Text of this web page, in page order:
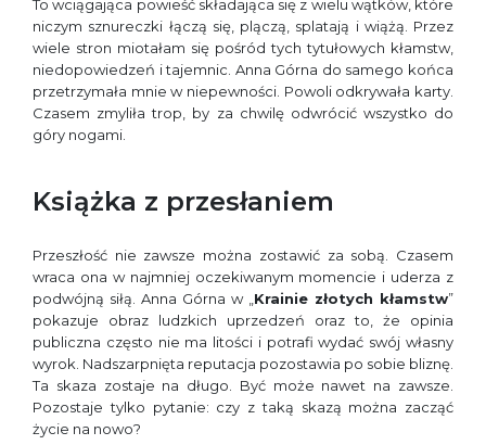
To wciągająca powieść składająca się z wielu wątków, które
niczym sznureczki łączą się, plączą, splatają i wiążą. Przez
wiele stron miotałam się pośród tych tytułowych kłamstw,
niedopowiedzeń i tajemnic. Anna Górna do samego końca
przetrzymała mnie w niepewności. Powoli odkrywała karty.
Czasem zmyliła trop, by za chwilę odwrócić wszystko do
góry nogami.
Książka z przesłaniem
Przeszłość nie zawsze można zostawić za sobą. Czasem
wraca ona w najmniej oczekiwanym momencie i uderza z
podwójną siłą. Anna Górna w „ Krainie złotych kłamstw”
pokazuje obraz ludzkich uprzedzeń oraz to, że opinia
publiczna często nie ma litości i potrafi wydać swój własny
wyrok. Nadszarpnięta reputacja pozostawia po sobie bliznę.
Ta skaza zostaje na długo. Być może nawet na zawsze.
Pozostaje tylko pytanie: czy z taką skazą można zacząć
życie na nowo?